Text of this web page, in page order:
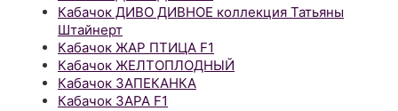
Кабачок ДИВО ДИВНОЕ коллекция Татьяны
Штайнерт
Кабачок ЖАР ПТИЦА F1
Кабачок ЖЕЛТОПЛОДНЫЙ
Кабачок ЗАПЕКАНКА
Кабачок ЗАРА F1